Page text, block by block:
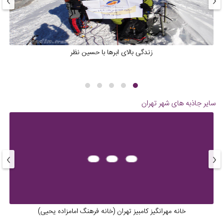
زندگی بالای ابرها با حسین نظر
سایر جاذبه های شهر تهران
خانه مهرانگیز کامبیز تهران (خانه فرهنگ امامزاده یحیی)
‹
›